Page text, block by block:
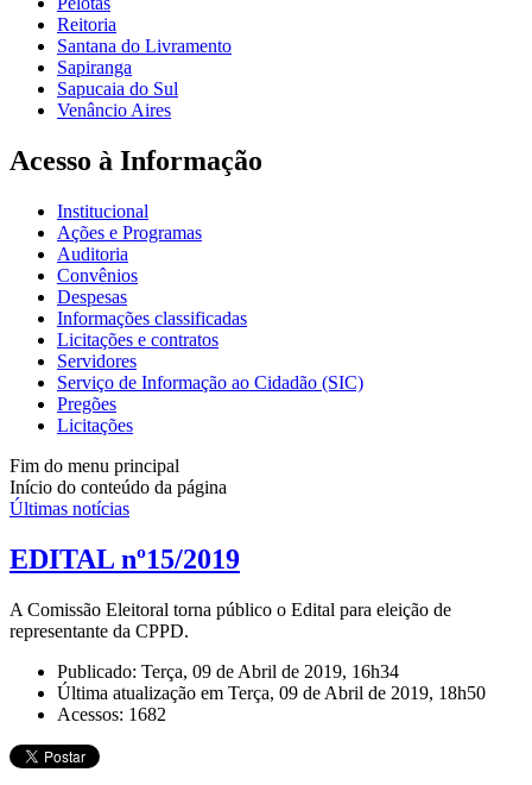
Reitoria
Santana do Livramento
Sapiranga
Sapucaia do Sul
Venâncio Aires
Acesso à Informação
Institucional
Ações e Programas
Auditoria
Convênios
Despesas
Informações classificadas
Licitações e contratos
Servidores
Serviço de Informação ao Cidadão (SIC)
Pregões
Licitações
Fim do menu principal
Início do conteúdo da página
Últimas notícias
EDITAL nº15/2019
A Comissão Eleitoral torna público o Edital para eleição de
representante da CPPD.
Publicado: Terça, 09 de Abril de 2019, 16h34
Última atualização em Terça, 09 de Abril de 2019, 18h50
Acessos: 1682